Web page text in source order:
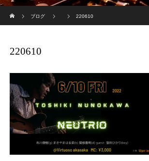
ブログ
220610
220610